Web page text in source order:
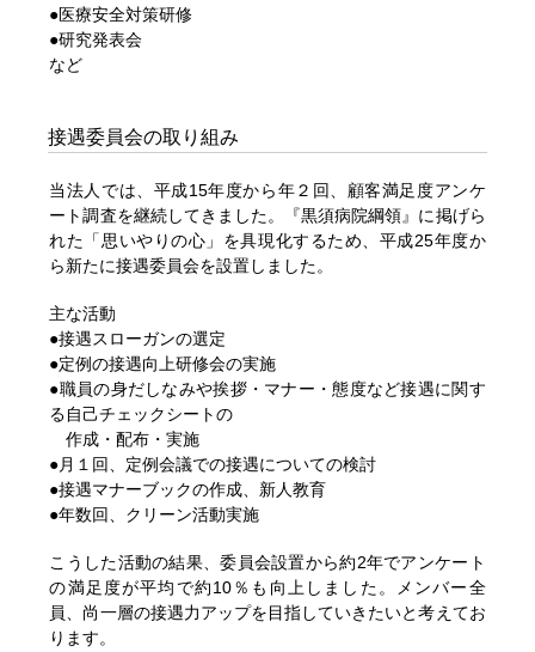
●医療安全対策研修
●研究発表会
など
接遇委員会の取り組み
当法人では、平成15年度から年２回、顧客満足度アンケ
ート調査を継続してきました。『黒須病院綱領』に掲げら
れた「思いやりの心」を具現化するため、平成25年度か
ら新たに接遇委員会を設置しました。
主な活動
●接遇スローガンの選定
●定例の接遇向上研修会の実施
●職員の身だしなみや挨拶・マナー・態度など接遇に関す
る自己チェックシートの
作成・配布・実施
●月１回、定例会議での接遇についての検討
●接遇マナーブックの作成、新人教育
●年数回、クリーン活動実施
こうした活動の結果、委員会設置から約2年でアンケート
の満足度が平均で約10％も向上しました。メンバー全
員、尚一層の接遇力アップを目指していきたいと考えてお
ります。